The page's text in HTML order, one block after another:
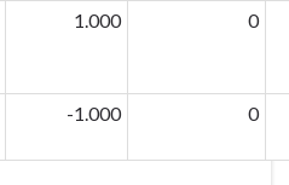
1.000 0
-1.000 0